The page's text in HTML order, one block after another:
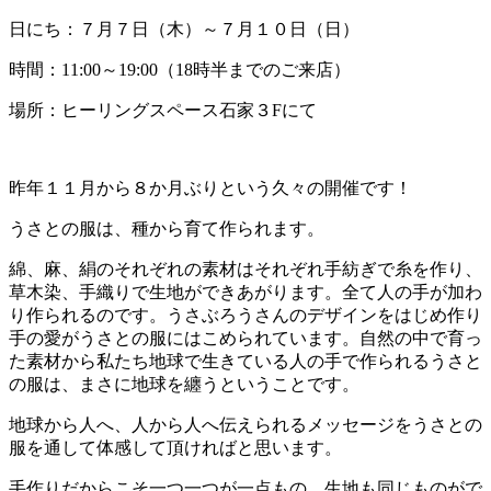
日にち：７月７日（木）～７月１０日（日）
時間：11:00～19:00（18時半までのご来店）
場所：ヒーリングスペース石家３Fにて
昨年１１月から８か月ぶりという久々の開催です！
うさとの服は、種から育て作られます。
綿、麻、絹のそれぞれの素材はそれぞれ手紡ぎで糸を作り、
草木染、手織りで生地ができあがります。全て人の手が加わ
り作られるのです。うさぶろうさんのデザインをはじめ作り
手の愛がうさとの服にはこめられています。自然の中で育っ
た素材から私たち地球で生きている人の手で作られるうさと
の服は、まさに地球を纏うということです。
地球から人へ、人から人へ伝えられるメッセージをうさとの
服を通して体感して頂ければと思います。